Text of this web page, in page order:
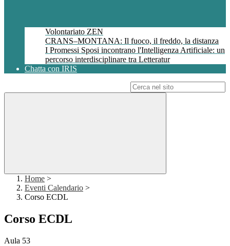
Volontariato ZEN
CRANS–MONTANA: Il fuoco, il freddo, la distanza
I Promessi Sposi incontrano l'Intelligenza Artificiale: un
percorso interdisciplinare tra Letteratur
Chatta con IRIS
Home >
Eventi Calendario >
Corso ECDL
Corso ECDL
Aula 53